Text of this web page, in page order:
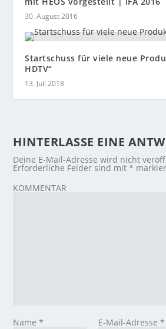
30. August 2016
Startschuss für viele neue
HDTV“
13. Juli 2018
HINTERLASSE EINE
Deine E-Mail-Adresse wird nicht
Erforderliche Felder sind mit*
KOMMENTAR
Name* E-Mail-Adresse *